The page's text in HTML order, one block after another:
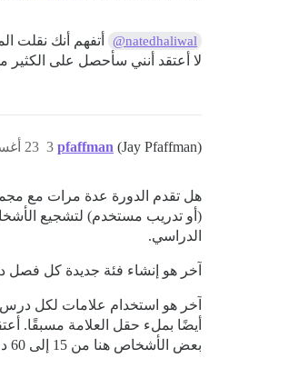
@natedhaliwal
أتفهم أنك نقلت
لا أعتقد أنني سأحصل على
pfaffman (Jay Pfaffman) 23 أغسطس 2024، 1:42م 3
هل تقدم الدورة عدة مرات مع
(أو تدريب مستخدم) لتشجيع
الدراسي.
آخر هو إنشاء فئة جديدة كل فصل
آخر هو استخدام علامات لكل
أيضًا بملء حقل العلامة مسبقًا.
بعض الأشخاص هنا من 15 إلى 60 دقيقة.